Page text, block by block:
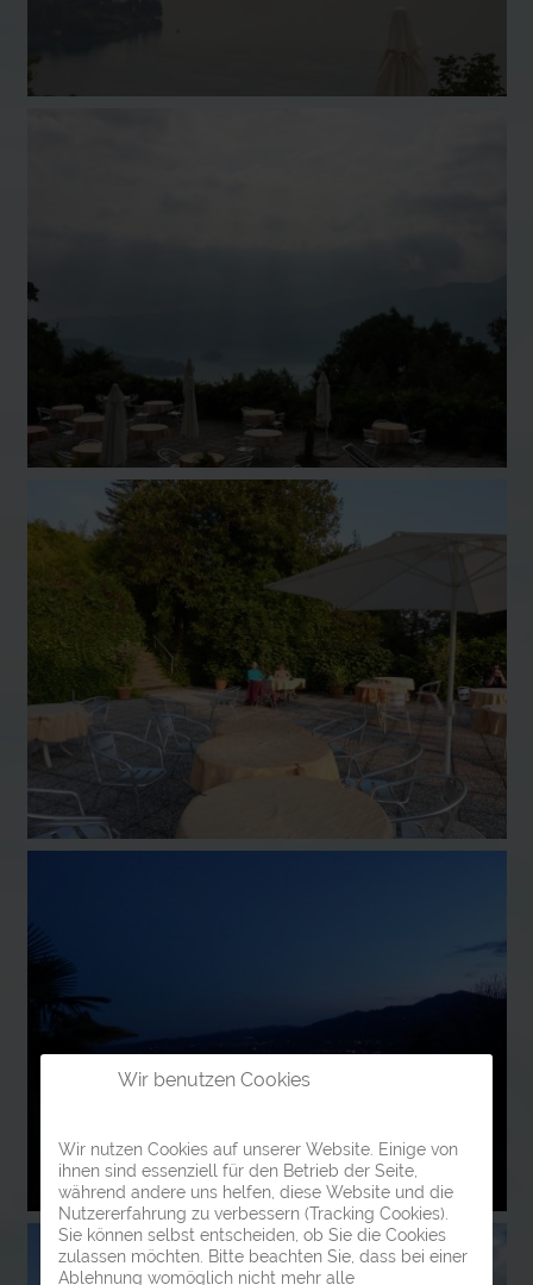
Wir benutzen Cookies
Wir nutzen Cookies auf unserer Website. Einige von
ihnen sind essenziell für den Betrieb der Seite,
während andere uns helfen, diese Website und die
Nutzererfahrung zu verbessern (Tracking Cookies).
Sie können selbst entscheiden, ob Sie die Cookies
zulassen möchten. Bitte beachten Sie, dass bei einer
Ablehnung womöglich nicht mehr alle